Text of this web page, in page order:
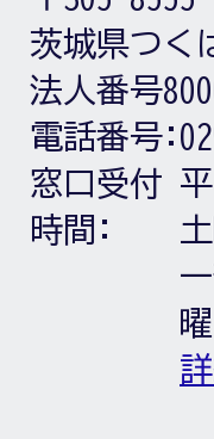
茨城県つく
法人番号
電話番号:
窓口受付
時間: